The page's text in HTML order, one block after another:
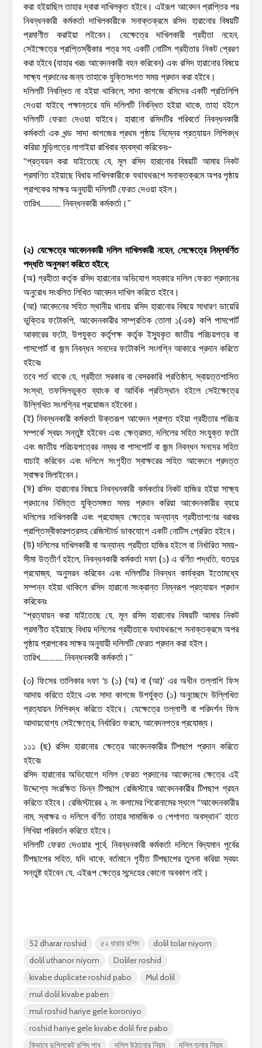
করা হইয়াছিল তাহার দ্বারা দাখিলকৃত হইবে। এইরূপ আবেদন প্রাপ্তির পর
নিবন্ধনকারী কর্মকর্তা দাখিলকারীকে সনাক্তক্রমে রসিদ হারানোর বিষয়টি
প্রমাণীত করাইয়া লইবেন। যেক্ষেত্রে দাখিলকারী গ্রহীতা নহেন,
সেইক্ষেত্রে প্রাপ্তিস্বীকার পত্র সহ একটি নোটিস গ্রহীতার নিকট প্রেরণ
করা হইবে (যাহার খরচ আবেদনকারী বহন করিবেন) এবং রসিদ হারানোর বিষয়ে
সাক্ষ্য প্রদানের জন্য তাহাকে যুক্তিসংগত সময় প্রদান করা হইবে।
দলিলটি নিবন্ধিত না হইয়া থাকিলে, সাদা কাগজে রসিদের একটি প্রতিলিপি
দেওয়া যাইবে; পক্ষান্তরে যদি দলিলটি নিবন্ধিত হইয়া থাকে, তাহা হইলে
দলিলটি ফেরত দেওয়া যাইবে। হারানো রসিদটির পরিবর্তে নিবন্ধনকারী
কর্মকর্তা এক খন্ড সাদা কাগজের প্রথম পৃষ্ঠায় নিম্নের প্রত্যায়ন লিপিবদ্ধ
করিয়া মুড়িপত্রে লাগাইয়া রাখিবার ব্যবস্থা করিবেনঃ-
“প্রত্যয়ন করা যাইতেছে যে, মূল রসিদ হারানোর বিষয়টি আমার নিকট
প্রমাণিত হইয়াছে বিধায় দাখিলকারীকে যথাযথরূপে সনাক্তক্রমে অপর পৃষ্ঠায়
প্রাপকের সাক্ষর অনুযায়ী দলিলটি ফেরত দেওয়া হইল।
তারিখ………… নিবন্ধনকারী কর্মকর্তা।”
(২) যেক্ষেত্রে আবেদনকারী দলিল দাখিলকারী নহেন, সেক্ষেত্রে নিম্নবর্ণিত
পদ্ধতি অনুসরণ করিতে হইবে;
(অ) গ্রহীতা কর্তৃক রসিদ হারানোর অভিযোগ সহকারে দলিল ফেরত প্রদানের
অনুরোধ সংবলিত লিখিত আবেদন দাখিল করিতে হইবে।
(আ) আবেদনের সহিত স্থানীয় থানায় রসিদ হারানোর বিষয়ে সাধারণ ডায়েরি
ভুক্তির ফটোকপি, আবেদনকারীর সাম্প্রতিক তোলা ১(এক) কপি পাসপোর্ট
আকারের ফটো, উপযুক্ত কর্তৃপক্ষ কর্তৃক ইস্যুকৃত জাতীয় পরিচয়পত্র বা
পাসপোর্ট বা জন্ম নিবন্ধন সনদের ফটোকপি সংলগ্নি আকারে প্রদান করিতে
হইবেঃ
তবে শর্ত থাকে যে, গ্রহীতা সরকার বা বেসরকারি প্রতিষ্ঠান, স্বায়ত্তশাসিত
সংস্থা, তফসিলভুক্ত ব্যাংক বা আর্থিক প্রতিস্থান হইলে সেইক্ষেত্রে
উল্লিখিত সংলগ্নির প্রয়োজন হইবেনা।
(ই) নিবন্ধনকারী কর্মকর্তা উক্তরূপ আবেদন প্রাপ্ত হইয়া গ্রহীতার পরিচয়
সম্পর্কে স্বয়ং সন্তুষ্ট হইবেন এবং ক্ষেত্রমত, দলিলের সহিত সংযুক্ত ফটো
এবং জাতীয় পরিচয়পত্রের নম্বর বা পাসপোর্ট বা জন্ম নিবন্ধন সনদের সহিত
যাচাই করিবেন এবং দলিলে সংগৃহীত স্বাক্ষরের সহিত আবেদনে প্রদত্ত
স্বাক্ষর মিলাইবেন।
(ঈ) রসিদ হারানোর বিষয়ে নিবন্ধনকারী কর্মকর্তার নিকট হাজির হইয়া সাক্ষ্য
প্রদানের নিমিত্ত যুক্তিসঙ্গত সময় প্রদান করিয়া আবেদনকারীর ব্যয়ে
দলিলের দাখিলকারী এবং প্রযোজ্য ক্ষেত্রে অন্যান্য গ্রহীতাগণের বরাবর
প্রাপ্তিস্বীকারপত্রসহ রেজিস্টার্ড ডাকযোগে একটি নোটিস প্রেরিত হইবে।
(উ) দলিলের দাখিলকারী বা অন্যান্য গ্রহীতা হাজির হইলে বা নির্ধারিত সময়-
সীমা উত্তীর্ণ হইলে, নিবন্ধনকারী কর্মকর্তা দফা (১) এ বর্ণিত পদ্ধতি, যতদুর
প্রযোজ্য, অনুসরন করিবেন এবং দলিলটির নিবন্ধন কার্যক্রম ইতোমধ্যে
সম্পন্ন হইয়া থাকিলে রসিদ হারানো সংক্রান্ত নিম্নরূপ প্রত্যায়ন প্রদান
করিবেনঃ
“প্রত্যায়ন করা যাইতেছে যে, মূল রসিদ হারানোর বিষয়টি আমার নিকট
প্রমাণীত হইয়াছে বিধায় দলিলের গ্রহীতাকে যথাযথরূপে সনাক্তক্রমে অপর
পৃষ্ঠায় প্রাপকের সাক্ষর অনুযায়ী দলিলটি ফেরত প্রদান করা হইল।
তারিখ…………. নিবন্ধনকারী কর্মকর্তা।”
(৩) ফিসের তালিকার দফা ‘চ (১) (অ) বা (আ)’ এর অধীন তল্লাশি ফিস
আদায় করিতে হইবে এবং সাদা কাগজে উপর্যুক্ত (১) অনুচ্ছেদে উল্লিখিত
প্রত্যায়ন লিপিবদ্ধ করিতে হইবে। যেক্ষেত্রে তল্লাশী বা পরিদর্শন ফিস
আদায়যোগ্য সেইক্ষেত্রে, নির্ধারিত ফরমে, আবেদনপত্র প্রযোজ্য।
১১১ (ছ) রসিদ হারানোর ক্ষেত্রে আবেদনকারীর টিপছাপ প্রদান করিতে
হইবেঃ
রসিদ হারানোর অভিযোগে দলিল ফেরত প্রদানের আবেদনের ক্ষেত্রে এই
উদ্দেশ্যে সংরক্ষিত ভিন্ন টিপছাপ রেজিস্টারে আবেদনকারীর টিপছাপ গ্রহন
করিতে হইবে। রেজিস্টারের ২ নং কলামের শিরোনামের স্থলে “আবেদনকারীর
নাম, স্বাক্ষর ও দলিলে বর্ণিত তাহার সামাজিক ও পেশাগত অবস্থান” হাতে
লিখিয়া পরিবর্তন করিতে হইবে।
দলিলটি ফেরত দেওয়ার পূর্বে, নিবন্ধনকারী কর্মকর্তা দলিলে বিদ্যমান পূর্বের
টিপছাপের সহিত, যদি থাকে, বর্তমানে গৃহীত টিপছাপের তুলনা করিয়া স্বয়ং
সন্তুষ্ট হইবেন যে, এইরূপ ক্ষেত্রে সন্দেহের কোনো অবকাশ নাই।
52 dharar roshid ৫২ ধারার রশিদ
dolil tolar niyom
dolil uthanor niyom
Doliler roshid
kivabe duplicate roshid pabo
Mul dolil
mul dolil kivabe paben
mul roshid hariye gele koroniyo
roshid hariye gele kivabe dolil fire pabo
কিভাবে ডুপ্লিকেট রশিদ পাব
দলিল উঠানোর নিয়ম দলিল তুলার নিয়ম